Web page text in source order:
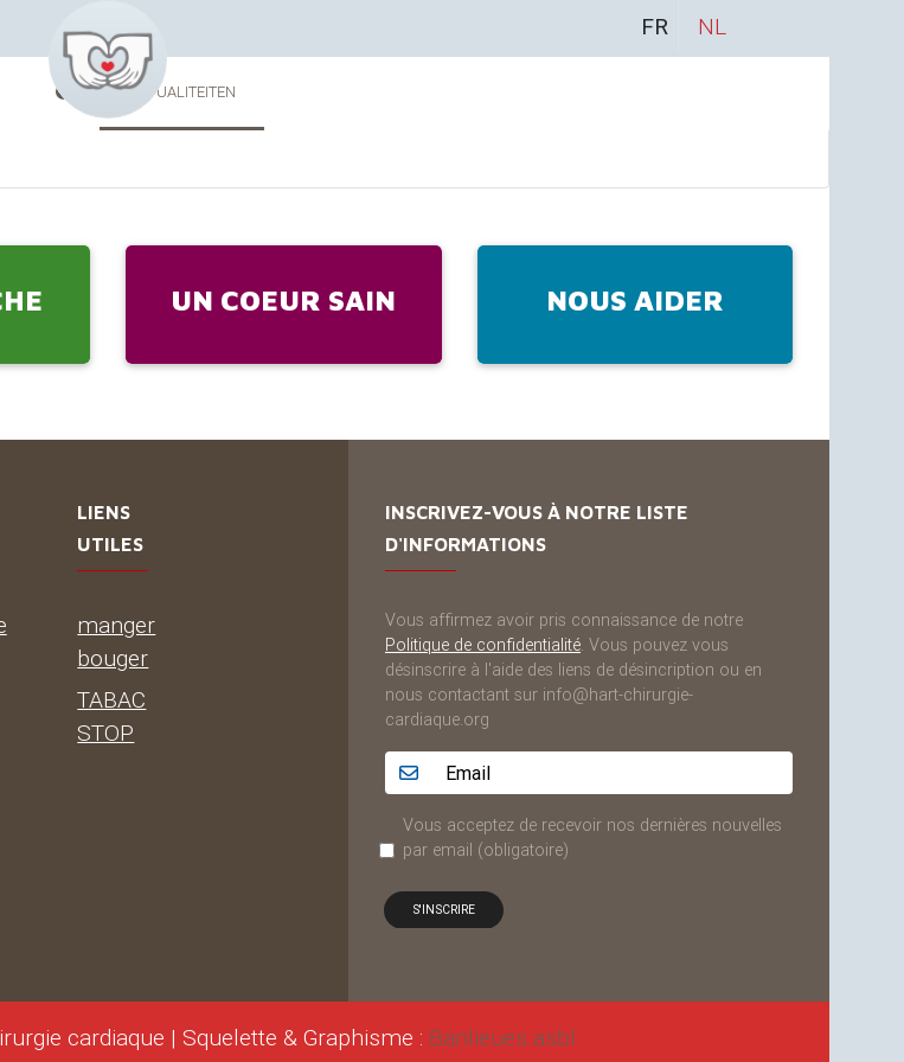
FR NL
ACTUALITEITEN
UN COEUR SAIN NOUS AIDER
LIENS
UTILES
manger
bouger
TABAC
STOP
INSCRIVEZ-VOUS À NOTRE LISTE
D'INFORMATIONS
Vous affirmez avoir pris connaissance de notre
Politique de confidentialité. Vous pouvez vous
désinscrire à l'aide des liens de désincription ou en
nous contactant sur info@hart-chirurgie-
cardiaque.org
Adresse email...
Vous acceptez de recevoir nos dernières nouvelles
par email (obligatoire)
cardiaque | Squelette & Graphisme : Banlieues asbl